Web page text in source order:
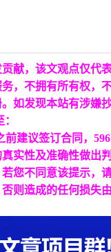
献，该文观点仅代
，不拥有所有权，
如发现本站有涉嫌
前建议签订合同，596
实性及准确性做出
您不同意该提示，
则造成的任何损失